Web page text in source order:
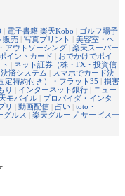
| 電子書籍 楽天Kobo | ゴルフ場予
販売 | 写真プリント | 美容室・ヘ
アウトソーシング | 楽天スーパー
イントカード | おでかけでポイ
| ネット証券（株・FX・投資信
決済システム | スマホでカード決
定特約付き）・フラット35 | 損害
り | インターネット銀行 | ニュー
モバイル | プロバイダ・インタ
リ | 動画配信 | 占い | toto・
グルス | 楽天グループ サービス一